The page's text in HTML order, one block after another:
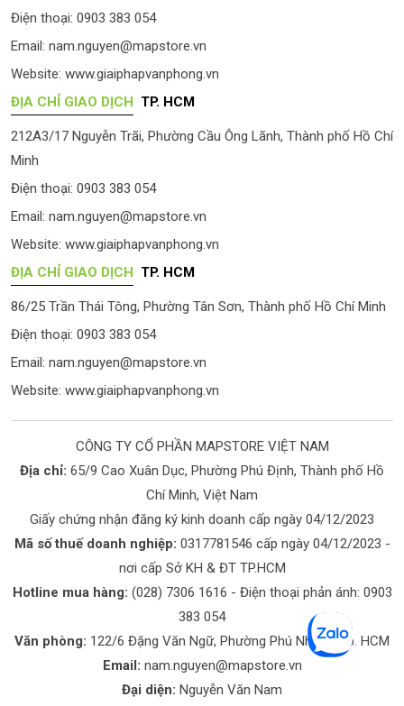
Điện thoại: 0903 383 054
Email: nam.nguyen@mapstore.vn
Website: www.giaiphapvanphong.vn
ĐỊA CHỈ GIAO DỊCH
TP. HCM
212A3/17 Nguyễn Trãi, Phường Cầu Ông Lãnh, Thành phố Hồ Chí
Minh
Điện thoại: 0903 383 054
Email: nam.nguyen@mapstore.vn
Website: www.giaiphapvanphong.vn
ĐỊA CHỈ GIAO DỊCH
TP. HCM
86/25 Trần Thái Tông, Phường Tân Sơn, Thành phố Hồ Chí Minh
Điện thoại: 0903 383 054
Email: nam.nguyen@mapstore.vn
Website: www.giaiphapvanphong.vn
CÔNG TY CỔ PHẦN MAPSTORE VIỆT NAM
Địa chỉ: 65/9 Cao Xuân Dục, Phường Phú Định, Thành phố Hồ
Chí Minh, Việt Nam
Giấy chứng nhận đăng ký kinh doanh cấp ngày 04/12/2023
Mã số thuế doanh nghiệp: 0317781546 cấp ngày 04/12/2023 -
nơi cấp Sở KH & ĐT TP.HCM
Hotline mua hàng: (028) 7306 1616 - Điện thoại phản ánh: 0903
383 054
Văn phòng: 122/6 Đặng Văn Ngữ, Phường Phú Nhuận, Tp. HCM
Email: nam.nguyen@mapstore.vn
Đại diện: Nguyễn Văn Nam